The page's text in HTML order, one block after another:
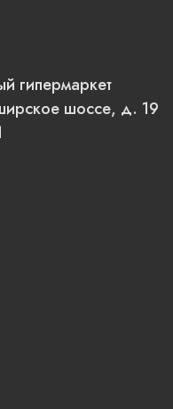
гипермаркет
шоссе, д. 19